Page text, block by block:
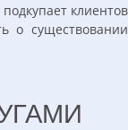
клиентов
о существовании